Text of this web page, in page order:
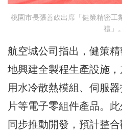
桃園市長張善政出席「健策精密工
禮」。
航空城公司指出，健策
地興建全製程生產設施
用水冷散熱模組、伺服
片等電子零組件產品。
同步推動開發，預計整